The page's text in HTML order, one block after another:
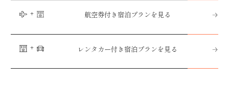
航空券付き宿泊プランを見る
レンタカー付き宿泊プランを見る